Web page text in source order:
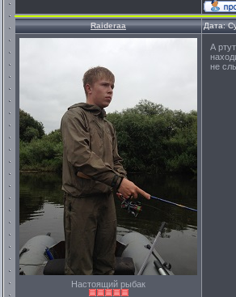
Raideraa Дата:
Настоящий рыбак
А
не